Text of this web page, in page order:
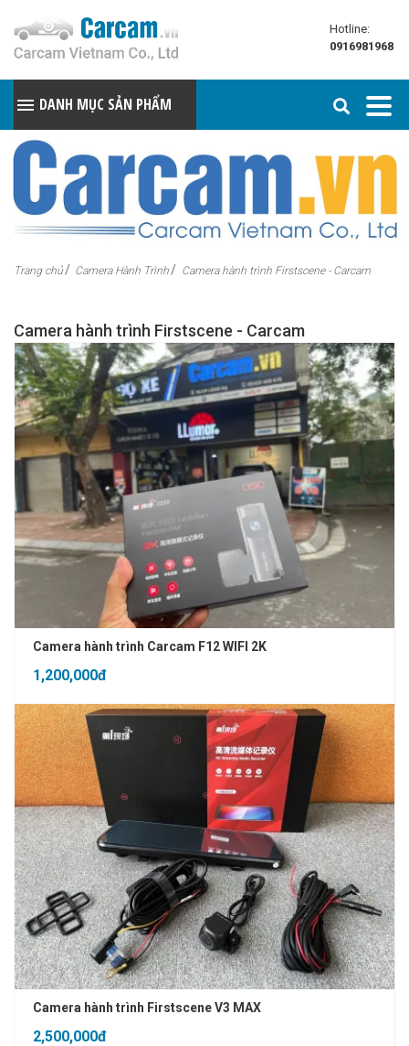
Hotline:
0916981968
DANH MỤC SẢN PHẨM
Trang chủ Camera Hành Trình Camera hành trình Firstscene - Carcam
Camera hành trình Firstscene - Carcam
Camera hành trình Carcam F12 WIFI 2K
1,200,000đ
Camera hành trình Firstscene V3 MAX
2,500,000đ